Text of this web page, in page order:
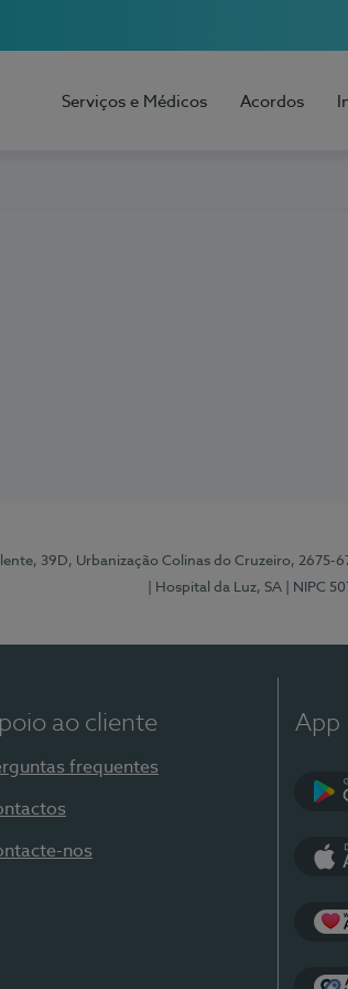
Serviços e Médicos Acordos
39D, Urbanização Colinas do Cruzeiro, 2675-
| Hospital da Luz, SA
| NIPC
ao cliente
frequentes
nos
App